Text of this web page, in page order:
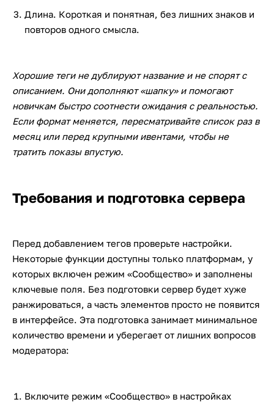
Длина. Короткая и понятная, без лишних знаков и
повторов одного смысла.
Хорошие теги не дублируют название и не спорят с
описанием. Они дополняют «шапку» и помогают
новичкам быстро соотнести ожидания с реальностью.
Если формат меняется, пересматривайте список раз в
месяц или перед крупными ивентами, чтобы не
тратить показы впустую.
Требования и подготовка сервера
Перед добавлением тегов проверьте настройки.
Некоторые функции доступны только платформам, у
которых включен режим «Сообщество» и заполнены
ключевые поля. Без подготовки сервер будет хуже
ранжироваться, а часть элементов просто не появится
в интерфейсе. Эта подготовка занимает минимальное
количество времени и уберегает от лишних вопросов
модератора:
Включите режим «Сообщество» в настройках